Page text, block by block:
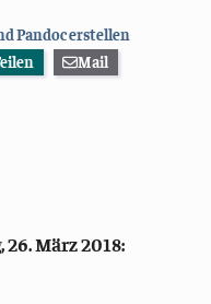
Pandoc erstellen
Mail
26. März 2018: